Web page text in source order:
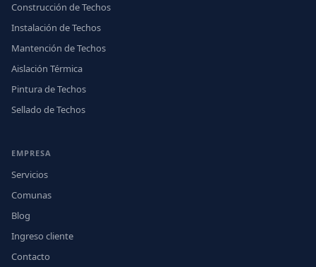
Construcción de Techos
Instalación de Techos
Mantención de Techos
Aislación Térmica
Pintura de Techos
Sellado de Techos
EMPRESA
Servicios
Comunas
Blog
Ingreso cliente
Contacto